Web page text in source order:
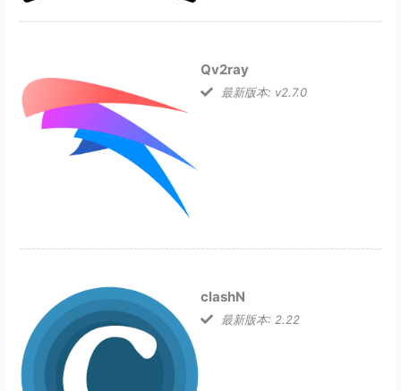
Qv2ray
最新版本: v2.7.0
clashN
最新版本: 2.22